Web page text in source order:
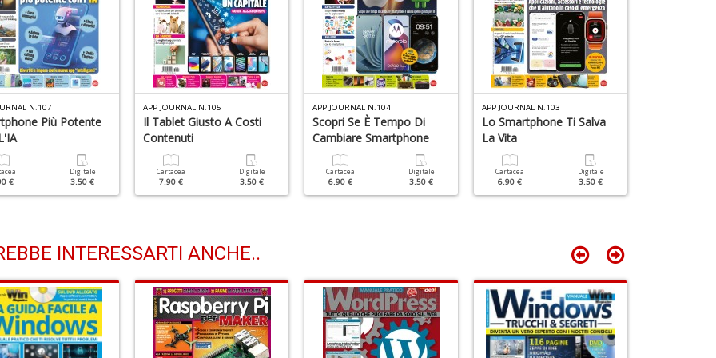
N.107
Più Potente
€
Digitale
3.50 €
APP JOURNAL N.105
Il Tablet Giusto A Costi
Contenuti
Cartacea
7.90 €
Digitale
3.50 €
APP JOURNAL N.104
Scopri Se È Tempo Di
Cambiare Smartphone
Cartacea
6.90 €
Digitale
3.50 €
APP JOURNAL N.103
Lo Smartphone Ti Salva
La Vita
Cartacea
6.90 €
Digitale
3.50 €
INTERESSARTI ANCHE..